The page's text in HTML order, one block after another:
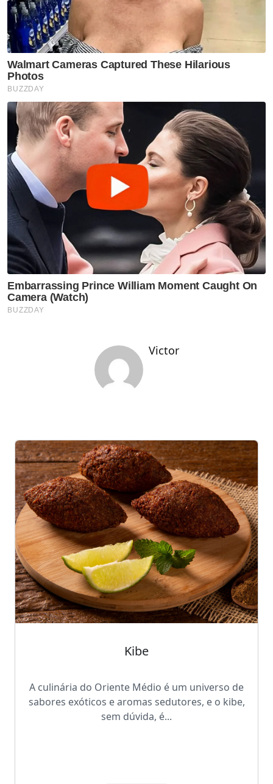
Victor
Kibe
A culinária do Oriente Médio é um universo de
sabores exóticos e aromas sedutores, e o kibe,
sem dúvida, é...